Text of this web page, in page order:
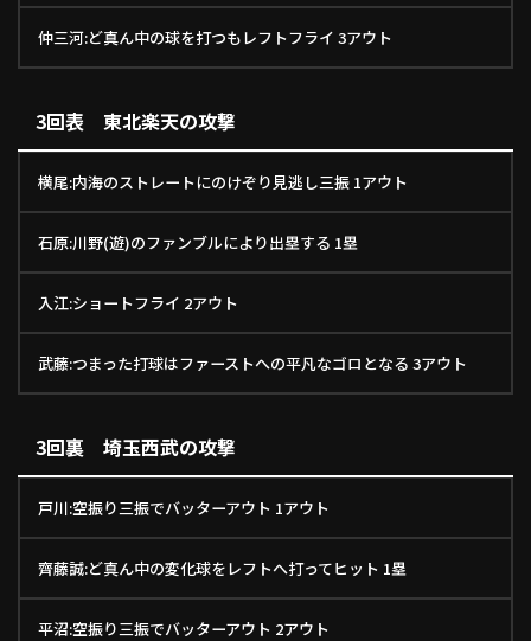
仲三河:ど真ん中の球を打つもレフトフライ 3アウト
3回表 東北楽天の攻撃
横尾:内海のストレートにのけぞり見逃し三振 1アウト
石原:川野(遊)のファンブルにより出塁する 1塁
入江:ショートフライ 2アウト
武藤:つまった打球はファーストへの平凡なゴロとなる 3アウト
3回裏 埼玉西武の攻撃
戸川:空振り三振でバッターアウト 1アウト
齊藤誠:ど真ん中の変化球をレフトへ打ってヒット 1塁
平沼:空振り三振でバッターアウト 2アウト